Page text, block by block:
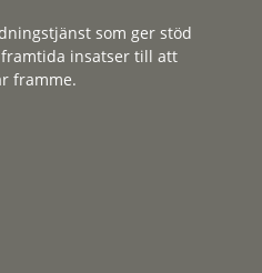
som ger stöd
insatser till att
framme.